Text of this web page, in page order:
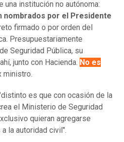
institución no autónoma:
nombrados por el Presidente
firmado o por orden del
Presupuestariamente
Seguridad Pública, su
junto con Hacienda. No es
ministro.
es que con ocasión de la
el Ministerio de Seguridad
quieran agregarse
la autoridad civil".